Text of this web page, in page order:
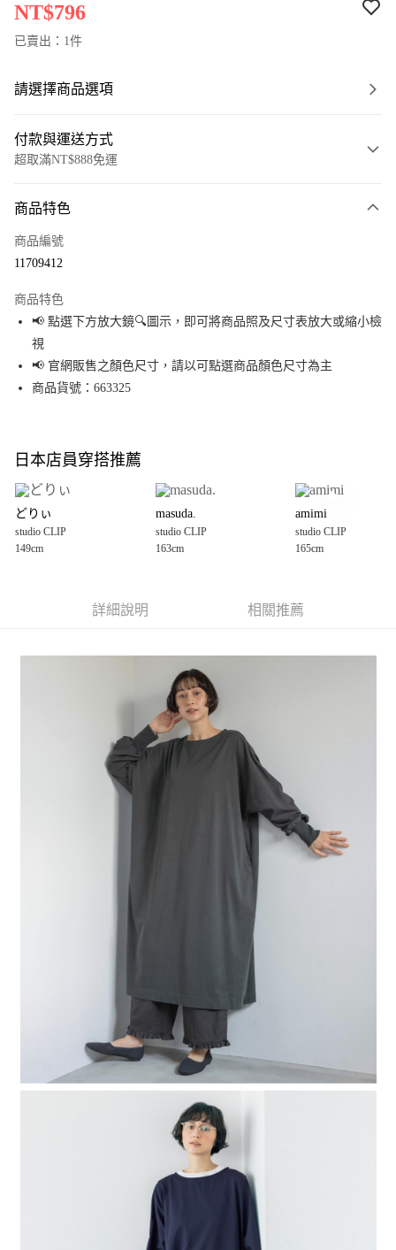
NT$796
已賣出：1件
請選擇商品選項
付款與運送方式
超取滿NT$888免運
信用卡一次付款
Apple Pay
街口支付
悠遊付
全盈+PAY
大哥付你分期
【大哥付你分期使用說明】
1.本服務由台灣大哥大提供，台灣大哥大用戶可立即使用無須另外申請。
2.付款方式選擇「大哥付你分期」，訂單成立後會自動跳轉到大哥付的交易
3.實際核准額度、可分期數及費用金額請依後續交易確認頁面所載為準。
4.訂單成立30分鐘內，如未前往確認交易或遇審核未通過，訂單將自動取
1.分期款項不併入電信帳單，「大哥付你分期」於每月結算日後寄送繳費提
2.透過簡訊連結打開帳單後，可選擇「超商條碼／台灣大直營門市／銀行轉
帳／街口支付／iPASS MONEY」等通路繳費。
1.本服務係由「台灣大哥大股份有限公司」（以下簡稱本公司）所提供，讓
用戶於交易時，得透過本服務購買商品或服務，並由商店將買賣／分期付款
買賣價金債權讓與本公司後，依約使用本公司帳單繳交帳款。
2.基於同意付款使用「大哥付你分期」之契約關係目的，商店將以您的個人
資料（包含姓名、電話或地址）提供予台灣大哥大進項蒐集、處理及利用，
由本公司與您本人進行分期帳單所需資料之確認、核對及更正。
https://oppay.tw/userRule
AFTEE先享後付
３．安心：先確認商品／服務後，再付款。
【「AFTEE先享後付」結帳流程】
１．於結帳方式選擇「AFTEE先享後付」後，將跳轉至「AFTEE先享後付」
結帳頁面，進行簡訊認證並確認金額後，即可完成結帳。
２．訂單成立數日內，您將收到繳費通知簡訊。
３．收到繳費通知簡訊後14天內，點擊此簡訊中的連結，可透過四大超商／
ATM／網路銀行／等多元方式進行付款，方視為交易完成。
※ 請注意：結帳手續完成當下不需立刻繳費，但若您需要取消訂單，請聯絡
購買商品的店家。未經商家同意取消之訂單仍視為有效，需透過AFTEE先享
※ 交易是否成功請以「AFTEE先享後付 」之結帳頁面顯示為準，若有關於
是否繳費成功／繳費後需取消欲退款等相關疑問，請聯繫「AFTEE先享後付
https://netprotections.freshdesk.com/support/home
１．透過由恩沛科技股份有限公司提供之「AFTEE先享後付」服務完成之交
易，需依本服務之必要範圍內提供個人資料，並將交易相關給付款項請求債
https://aftee.tw/terms/#terms3
３．未成年的使用者請事先徵得法定代理人或監護人之同意方可使用
「AFTEE先享後付」，若未經同意申辦者引起之損失，本公司不負相關責
４．使用「AFTEE先享後付」時，將依據個別帳號之用戶狀況，依本公司即
時審查核予不同之上限額度；若仍有額度不足之情形，本公司將視審查結果
請求用戶進行身份認證。
５．嚴禁一人註冊多個帳號或使用他人資訊註冊。若發現惡意使用之情形，
恩沛科技股份有限公司將有權停止該用戶之使用額度並採取法律行動。
每筆NT$80，滿NT$888(含以上)免運費
每筆NT$80，滿NT$888(含以上)免運費
每筆NT$80，滿NT$1,500(含以上)免運費
商品特色
商品編號
11709412
商品特色
📢 點選下方放大鏡🔍圖示，即可將商品照及尺寸表放大或縮小檢
視
📢 官網販售之顏色尺寸，請以可點選商品顏色尺寸為主
商品貨號：663325
日本店員穿搭推薦
どりぃ
studio CLIP
149cm
masuda.
studio CLIP
163cm
amimi
studio CLIP
165cm
詳細說明 相關推薦